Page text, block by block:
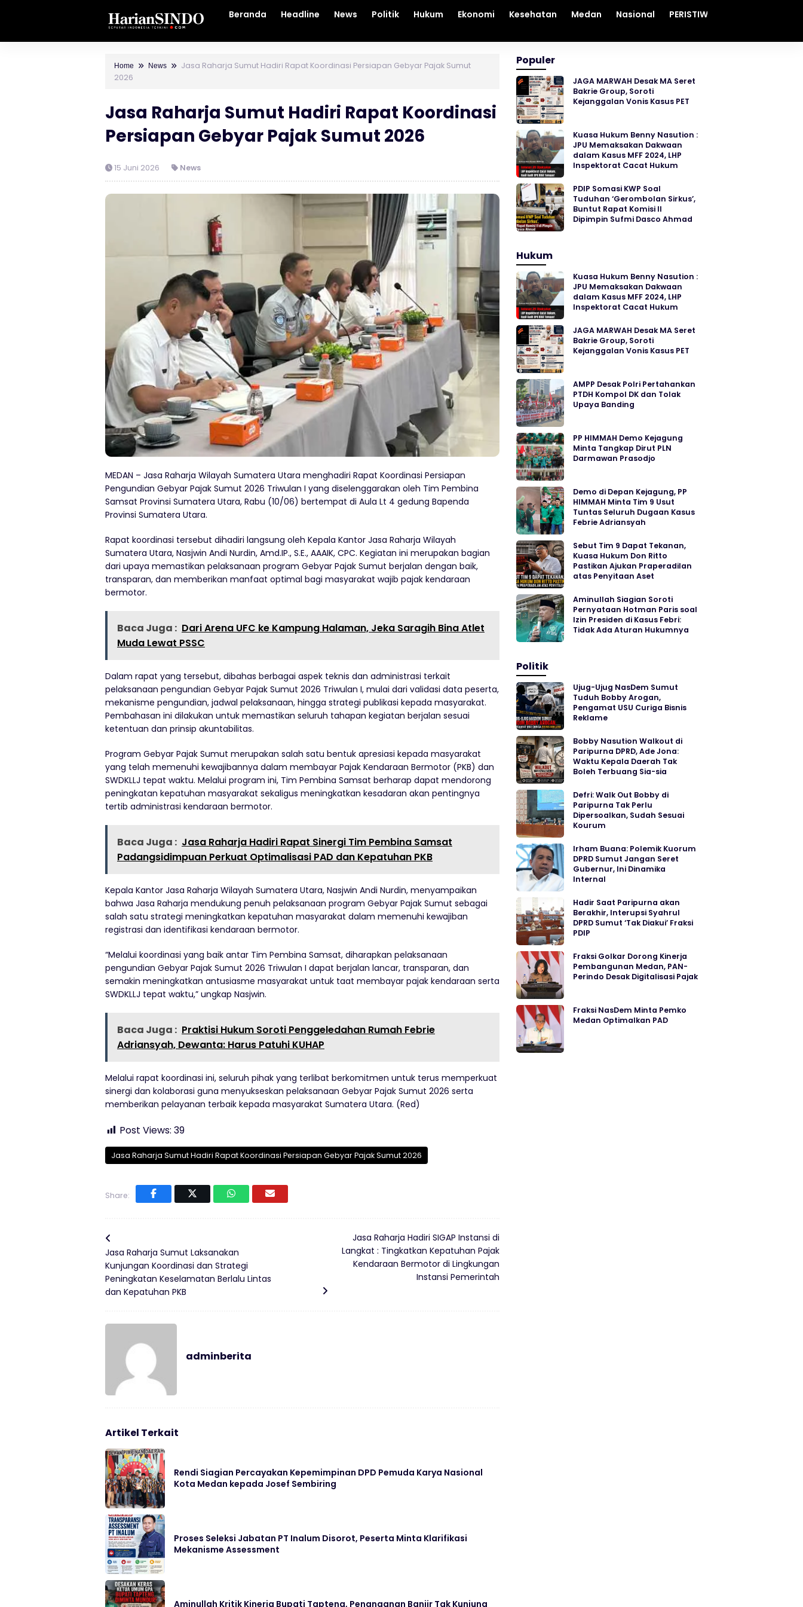
Beranda Headline News Politik Hukum Ekonomi Kesehatan Medan Nasional PERISTIWA
Home News
Jasa Raharja Sumut Hadiri Rapat Koordinasi Persiapan Gebyar Pajak Sumut
2026
Jasa Raharja Sumut Hadiri Rapat Koordinasi
Persiapan Gebyar Pajak Sumut 2026
15 Juni 2026 News
MEDAN – Jasa Raharja Wilayah Sumatera Utara menghadiri Rapat Koordinasi Persiapan
Pengundian Gebyar Pajak Sumut 2026 Triwulan I yang diselenggarakan oleh Tim Pembina
Samsat Provinsi Sumatera Utara, Rabu (10/06) bertempat di Aula Lt 4 gedung Bapenda
Provinsi Sumatera Utara.
Rapat koordinasi tersebut dihadiri langsung oleh Kepala Kantor Jasa Raharja Wilayah
Sumatera Utara, Nasjwin Andi Nurdin, Amd.IP., S.E., AAAIK, CPC. Kegiatan ini merupakan bagian
dari upaya memastikan pelaksanaan program Gebyar Pajak Sumut berjalan dengan baik,
transparan, dan memberikan manfaat optimal bagi masyarakat wajib pajak kendaraan
bermotor.
Baca Juga : Dari Arena UFC ke Kampung Halaman, Jeka Saragih Bina Atlet
Muda Lewat PSSC
Dalam rapat yang tersebut, dibahas berbagai aspek teknis dan administrasi terkait
pelaksanaan pengundian Gebyar Pajak Sumut 2026 Triwulan I, mulai dari validasi data peserta,
mekanisme pengundian, jadwal pelaksanaan, hingga strategi publikasi kepada masyarakat.
Pembahasan ini dilakukan untuk memastikan seluruh tahapan kegiatan berjalan sesuai
ketentuan dan prinsip akuntabilitas.
Program Gebyar Pajak Sumut merupakan salah satu bentuk apresiasi kepada masyarakat
yang telah memenuhi kewajibannya dalam membayar Pajak Kendaraan Bermotor (PKB) dan
SWDKLLJ tepat waktu. Melalui program ini, Tim Pembina Samsat berharap dapat mendorong
peningkatan kepatuhan masyarakat sekaligus meningkatkan kesadaran akan pentingnya
tertib administrasi kendaraan bermotor.
Baca Juga : Jasa Raharja Hadiri Rapat Sinergi Tim Pembina Samsat
Padangsidimpuan Perkuat Optimalisasi PAD dan Kepatuhan PKB
Kepala Kantor Jasa Raharja Wilayah Sumatera Utara, Nasjwin Andi Nurdin, menyampaikan
bahwa Jasa Raharja mendukung penuh pelaksanaan program Gebyar Pajak Sumut sebagai
salah satu strategi meningkatkan kepatuhan masyarakat dalam memenuhi kewajiban
registrasi dan identifikasi kendaraan bermotor.
“Melalui koordinasi yang baik antar Tim Pembina Samsat, diharapkan pelaksanaan
pengundian Gebyar Pajak Sumut 2026 Triwulan I dapat berjalan lancar, transparan, dan
semakin meningkatkan antusiasme masyarakat untuk taat membayar pajak kendaraan serta
SWDKLLJ tepat waktu,” ungkap Nasjwin.
Baca Juga : Praktisi Hukum Soroti Penggeledahan Rumah Febrie
Adriansyah, Dewanta: Harus Patuhi KUHAP
Melalui rapat koordinasi ini, seluruh pihak yang terlibat berkomitmen untuk terus memperkuat
sinergi dan kolaborasi guna menyukseskan pelaksanaan Gebyar Pajak Sumut 2026 serta
memberikan pelayanan terbaik kepada masyarakat Sumatera Utara. (Red)
Post Views: 39
Jasa Raharja Sumut Hadiri Rapat Koordinasi Persiapan Gebyar Pajak Sumut 2026
Share:
Jasa Raharja Sumut Laksanakan
Kunjungan Koordinasi dan Strategi
Peningkatan Keselamatan Berlalu Lintas
dan Kepatuhan PKB
Jasa Raharja Hadiri SIGAP Instansi di
Langkat : Tingkatkan Kepatuhan Pajak
Kendaraan Bermotor di Lingkungan
Instansi Pemerintah
adminberita
Artikel Terkait
Rendi Siagian Percayakan Kepemimpinan DPD Pemuda Karya Nasional
Kota Medan kepada Josef Sembiring
Proses Seleksi Jabatan PT Inalum Disorot, Peserta Minta Klarifikasi
Mekanisme Assessment
Aminullah Kritik Kinerja Bupati Tapteng, Penanganan Banjir Tak Kunjung
Populer
JAGA MARWAH Desak MA Seret
Bakrie Group, Soroti
Kejanggalan Vonis Kasus PET
Kuasa Hukum Benny Nasution :
JPU Memaksakan Dakwaan
dalam Kasus MFF 2024, LHP
Inspektorat Cacat Hukum
PDIP Somasi KWP Soal
Tuduhan ‘Gerombolan Sirkus’,
Buntut Rapat Komisi II
Dipimpin Sufmi Dasco Ahmad
Hukum
Kuasa Hukum Benny Nasution :
JPU Memaksakan Dakwaan
dalam Kasus MFF 2024, LHP
Inspektorat Cacat Hukum
JAGA MARWAH Desak MA Seret
Bakrie Group, Soroti
Kejanggalan Vonis Kasus PET
AMPP Desak Polri Pertahankan
PTDH Kompol DK dan Tolak
Upaya Banding
PP HIMMAH Demo Kejagung
Minta Tangkap Dirut PLN
Darmawan Prasodjo
Demo di Depan Kejagung, PP
HIMMAH Minta Tim 9 Usut
Tuntas Seluruh Dugaan Kasus
Febrie Adriansyah
Sebut Tim 9 Dapat Tekanan,
Kuasa Hukum Don Ritto
Pastikan Ajukan Praperadilan
atas Penyitaan Aset
Aminullah Siagian Soroti
Pernyataan Hotman Paris soal
Izin Presiden di Kasus Febri:
Tidak Ada Aturan Hukumnya
Politik
Ujug-Ujug NasDem Sumut
Tuduh Bobby Arogan,
Pengamat USU Curiga Bisnis
Reklame
Bobby Nasution Walkout di
Paripurna DPRD, Ade Jona:
Waktu Kepala Daerah Tak
Boleh Terbuang Sia-sia
Defri: Walk Out Bobby di
Paripurna Tak Perlu
Dipersoalkan, Sudah Sesuai
Kourum
Irham Buana: Polemik Kuorum
DPRD Sumut Jangan Seret
Gubernur, Ini Dinamika
Internal
Hadir Saat Paripurna akan
Berakhir, Interupsi Syahrul
DPRD Sumut ‘Tak Diakui’ Fraksi
PDIP
Fraksi Golkar Dorong Kinerja
Pembangunan Medan, PAN-
Perindo Desak Digitalisasi Pajak
Fraksi NasDem Minta Pemko
Medan Optimalkan PAD